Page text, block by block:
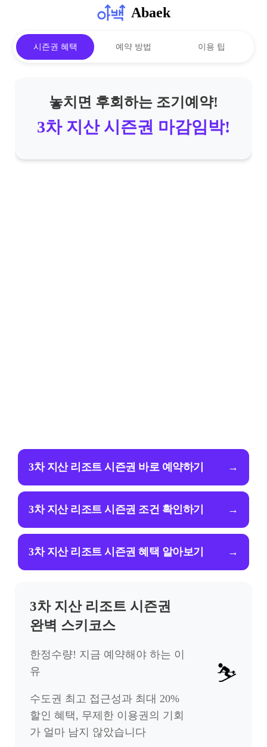
Abaek
시즌권 혜택 예약 방법 이용 팁
놓치면 후회하는 조기예약!
3차 지산 시즌권 마감임박!
3차 지산 리조트 시즌권 바로 예약하기 →
3차 지산 리조트 시즌권 조건 확인하기 →
3차 지산 리조트 시즌권 혜택 알아보기 →
3차 지산 리조트 시즌권
완벽 스키코스
한정수량! 지금 예약해야 하는 이
유
수도권 최고 접근성과 최대 20%
할인 혜택, 무제한 이용권의 기회
가 얼마 남지 않았습니다
⛷️